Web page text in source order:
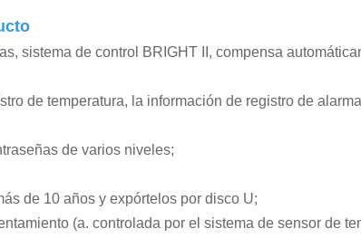
sistema de control BRIGHT II, compensa
de temperatura, la información de registro de
de varios niveles;
de 10 años y expórtelos por disco U;
(a. controlada por el sistema de sensor de